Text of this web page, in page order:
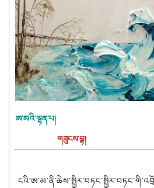
ཨ་མའི་ལྷན་པ།
གཟུངས་བྷ།